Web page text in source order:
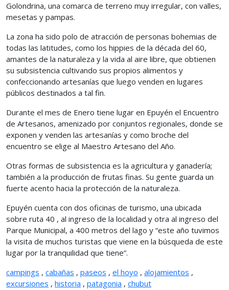
Golondrina, una comarca de terreno muy irregular, con valles,
mesetas y pampas.
La zona ha sido polo de atracción de personas bohemias de
todas las latitudes, como los hippies de la década del 60,
amantes de la naturaleza y la vida al aire libre, que obtienen
su subsistencia cultivando sus propios alimentos y
confeccionando artesanías que luego venden en lugares
públicos destinados a tal fin.
Durante el mes de Enero tiene lugar en Epuyén el Encuentro
de Artesanos, amenizado por conjuntos regionales, donde se
exponen y venden las artesanías y como broche del
encuentro se elige al Maestro Artesano del Año.
Otras formas de subsistencia es la agricultura y ganadería;
también a la producción de frutas finas. Su gente guarda un
fuerte acento hacia la protección de la naturaleza.
Epuyén cuenta con dos oficinas de turismo, una ubicada
sobre ruta 40 , al ingreso de la localidad y otra al ingreso del
Parque Municipal, a 400 metros del lago y “este año tuvimos
la visita de muchos turistas que viene en la búsqueda de este
lugar por la tranquilidad que tiene”.
campings , cabañas , paseos , el hoyo , alojamientos ,
excursiones , historia , patagonia , chubut